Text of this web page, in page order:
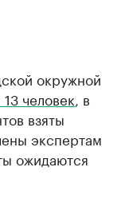
окружной
человек , в
взяты
экспертам
ожидаются